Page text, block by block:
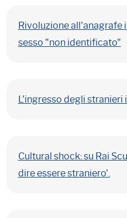
Rivoluzione all'anagrafe
sesso "non identificato"
L'ingresso degli stranieri
Cultural shock: su Rai
dire essere straniero'.